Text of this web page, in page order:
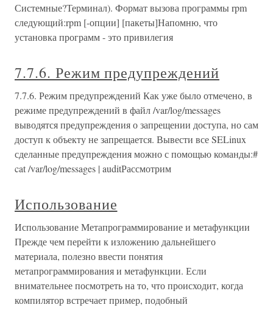
Системные?Терминал). Формат вызова программы rpm
следующий:rpm [-опции] [пакеты]Напомню, что
установка программ - это привилегия
7.7.6. Режим предупреждений
7.7.6. Режим предупреждений Как уже было отмечено, в
режиме предупреждений в файл /var/log/messages
выводятся предупреждения о запрещении доступа, но сам
доступ к объекту не запрещается. Вывести все SELinux
сделанные предупреждения можно с помощью команды:#
cat /var/log/messages | auditРассмотрим
Использование
Использование Метапрограммирование и метафункции
Прежде чем перейти к изложению дальнейшего
материала, полезно ввести понятия
метапрограммирования и метафункции. Если
внимательнее посмотреть на то, что происходит, когда
компилятор встречает пример, подобный